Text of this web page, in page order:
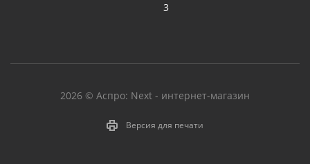
3
2026 © Аспро: Next - интернет-магазин
Версия для печати